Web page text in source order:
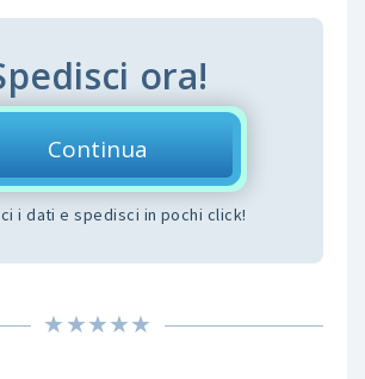
ora!
Continua
i dati e spedisci in pochi click!